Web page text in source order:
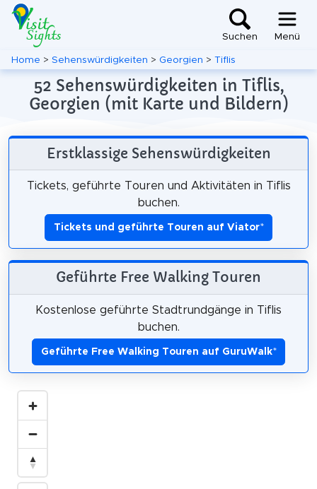
Suchen Menü
Home > Sehenswürdigkeiten > Georgien > Tiflis
52 Sehenswürdigkeiten in Tiflis,
Georgien (mit Karte und Bildern)
Erstklassige Sehenswürdigkeiten
Tickets, geführte Touren und Aktivitäten in Tiflis
buchen.
Tickets und geführte Touren auf Viator*
Geführte Free Walking Touren
Kostenlose geführte Stadtrundgänge in Tiflis
buchen.
Geführte Free Walking Touren auf GuruWalk*